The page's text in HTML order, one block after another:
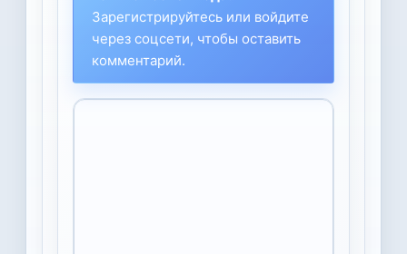
Зарегистрируйтесь или войдите
через соцсети, чтобы оставить
комментарий.